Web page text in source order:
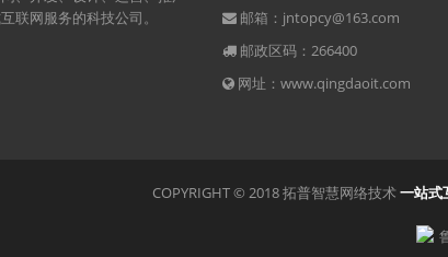
联网服务的科技公司。
邮箱：jntopcy@163.com
邮政区码：266400
网址：www.qingdaoit.com
COPYRIGHT © 2018 拓普智慧网络技术一站式